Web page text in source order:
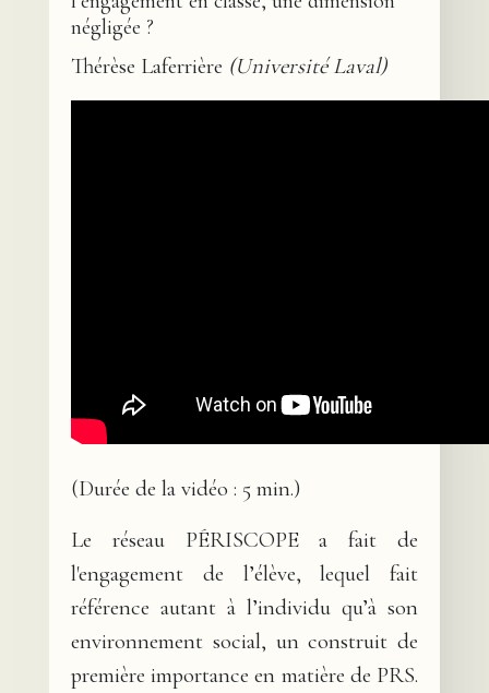
négligée ?
Thérèse Laferrière (Université Laval)
(Durée de la vidéo : 5 min.)
Le réseau PÉRISCOPE a fait de
l'engagement de l’élève, lequel fait
référence autant à l’individu qu’à son
environnement social, un construit de
première importance en matière de PRS.